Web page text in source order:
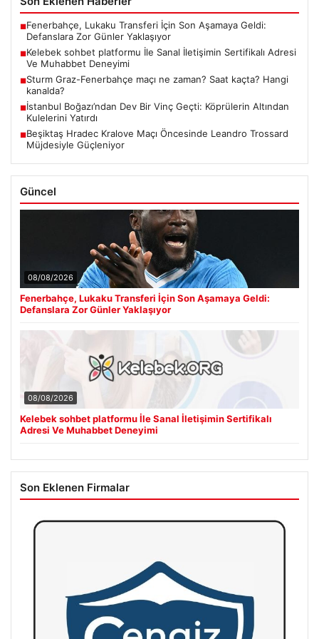
■Fenerbahçe, Lukaku Transferi İçin Son Aşamaya Geldi:
Defanslara Zor Günler Yaklaşıyor
■Kelebek sohbet platformu İle Sanal İletişimin Sertifikalı Adresi
Ve Muhabbet Deneyimi
■Sturm Graz-Fenerbahçe maçı ne zaman? Saat kaçta? Hangi
kanalda?
■İstanbul Boğazı’ndan Dev Bir Vinç Geçti: Köprülerin Altından
Kulelerini Yatırdı
■Beşiktaş Hradec Kralove Maçı Öncesinde Leandro Trossard
Müjdesiyle Güçleniyor
Güncel
08/08/2026
Fenerbahçe, Lukaku Transferi İçin Son Aşamaya Geldi:
Defanslara Zor Günler Yaklaşıyor
08/08/2026
Kelebek sohbet platformu İle Sanal İletişimin Sertifikalı
Adresi Ve Muhabbet Deneyimi
Son Eklenen Firmalar